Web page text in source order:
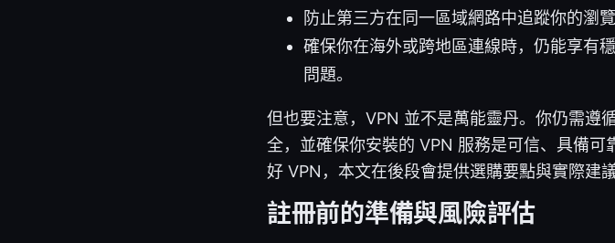
防止第三方在同一區域網路中追蹤你的瀏覽
確保你在海外或跨地區連線時，仍能享有
問題。
但也要注意，VPN 並不是萬能靈丹。你仍需遵
全，並確保你安裝的 VPN 服務是可信、具備
好 VPN，本文在後段會提供選購要點與實際建議
註冊前的準備與風險評估